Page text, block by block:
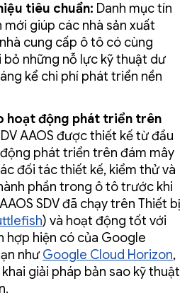
tiêu chuẩn: Danh mục tín
mới giúp các nhà sản xuất
cung cấp ô tô có cùng
bỏ những nỗ lực kỹ thuật dư
kể chi phí phát triển nền
hoạt động phát triển trên
AAOS được thiết kế từ đầu
phát triển trên đám mây
đối tác thiết kế, kiểm thử và
phần trong ô tô trước khi
SDV đã chạy trên Thiết bị
) và hoạt động tốt với
hợp hiện có của Google
như Google Cloud Horizon,
giải pháp bản sao kỹ thuật